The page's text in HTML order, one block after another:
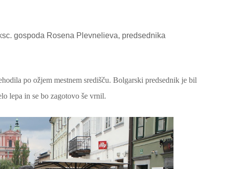
gospoda Rosena Plevnelieva, predsednika
po ožjem mestnem središču. Bolgarski predsednik je bil
lepa in se bo zagotovo še vrnil.